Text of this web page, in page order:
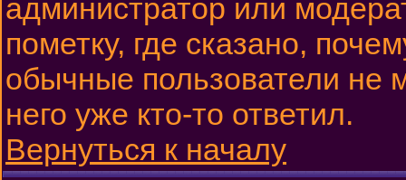
администратор или
пометку, где сказано,
обычные пользователи не
него уже кто-то ответил.
Вернуться к началу